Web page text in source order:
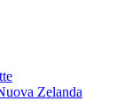
Zelanda